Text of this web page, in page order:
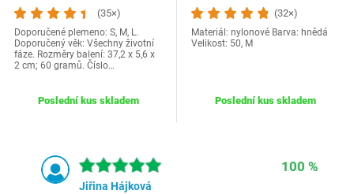
(35×)
Doporučené plemeno: S, M, L.
Doporučený věk: Všechny životní
fáze. Rozměry balení: 37,2 x 5,6 x
2 cm; 60 gramů. Číslo…
Poslední kus skladem
(32×)
Materiál: nylonové Barva: hnědá
Velikost: 50, M
Poslední kus skladem
100 %
Jiřina Hájková